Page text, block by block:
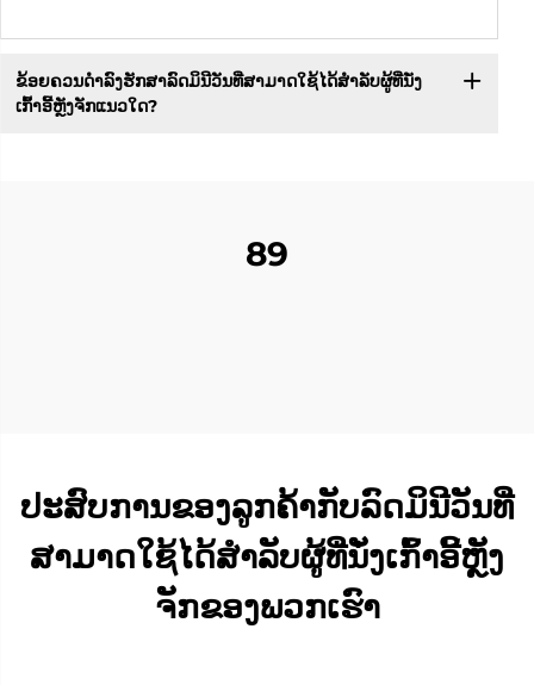
ຂ້ອຍຄວນດຳລົງຮັກສາລົດມິນີວັນທີ່ສາມາດໃຊ້ໄດ້ສຳລັບຜູ້ທີ່ນັ່ງ
ເກົ້າອີ້ຫຼັງຈັກແນວໃດ?
89
ປະສົບການຂອງລູກຄ້າກັບລົດມິນີວັນທີ່
ສາມາດໃຊ້ໄດ້ສຳລັບຜູ້ທີ່ນັ່ງເກົ້າອີ້ຫຼັງ
ຈັກຂອງພວກເຮົາ